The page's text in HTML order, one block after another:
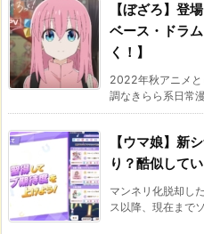
【ぼざろ】登
ベース・ドラ
く！】
2022年秋アニメと
調なきらら系日常
【ウマ娘】新
り？酷似して
マンネリ化脱却し
ス以降、現在まで